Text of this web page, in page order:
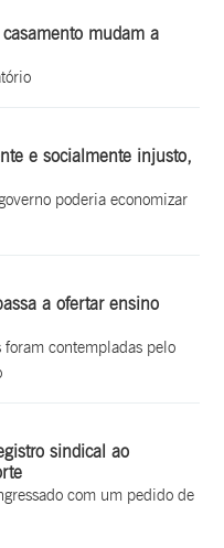
mudam a
e socialmente injusto,
poderia economizar
a ofertar ensino
foram contempladas pelo
sindical ao
com um pedido de